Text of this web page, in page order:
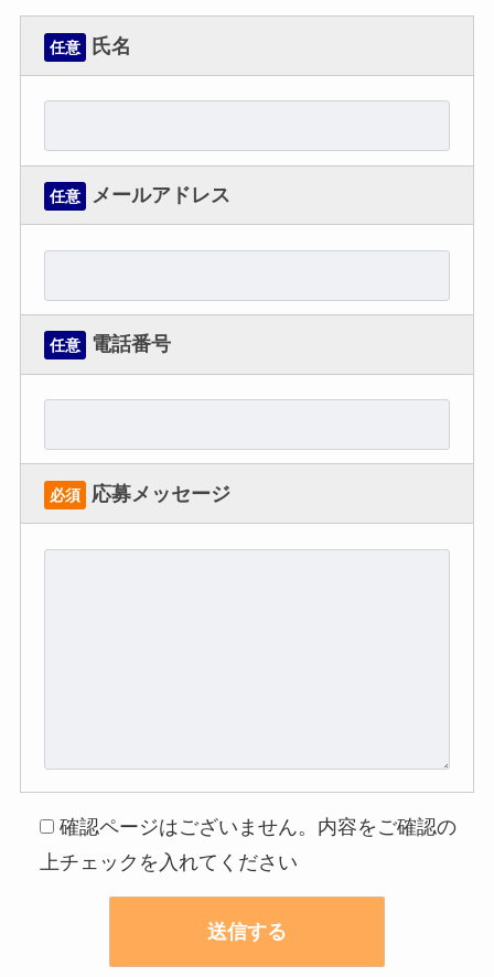
任意 氏名
任意 メールアドレス
任意 電話番号
必須 応募メッセージ
確認ページはございません。内容をご確認の
上チェックを入れてください